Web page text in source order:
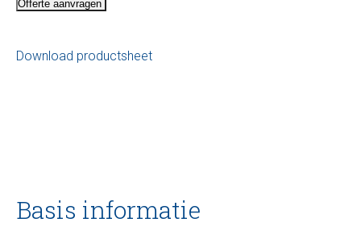
Offerte aanvragen
Download productsheet
Basis informatie